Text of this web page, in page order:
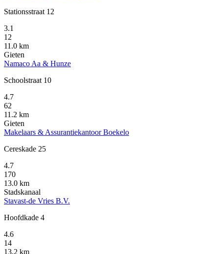
Stationsstraat 12
3.1
12
11.0 km
Gieten
Namaco Aa & Hunze
Schoolstraat 10
4.7
62
11.2 km
Gieten
Makelaars & Assurantiekantoor Boekelo
Cereskade 25
4.7
170
13.0 km
Stadskanaal
Stavast-de Vries B.V.
Hoofdkade 4
4.6
14
13.2 km